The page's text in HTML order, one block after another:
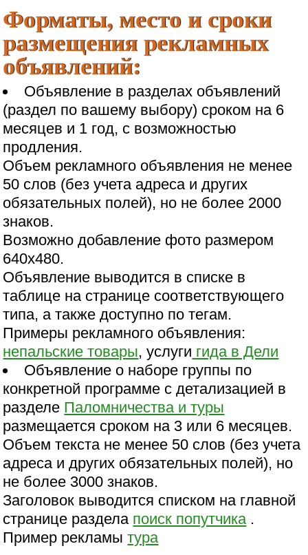
Форматы, место и сроки
размещения рекламных
объявлений:
Объявление в разделах объявлений
(раздел по вашему выбору) сроком на 6
месяцев и 1 год, с возможностью
продления.
Объем рекламного объявления не менее
50 слов (без учета адреса и других
обязательных полей), но не более 2000
знаков.
Возможно добавление фото размером
640х480.
Объявление выводится в списке в
таблице на странице соответствующего
типа, а также доступно по тегам.
Примеры рекламного объявления:
непальские товары, услуги гида в Дели
Объявление о наборе группы по
конкретной программе с детализацией в
разделе Паломничества и туры
размещается сроком на 3 или 6 месяцев.
Объем текста не менее 50 слов (без учета
адреса и других обязательных полей), но
не более 3000 знаков.
Заголовок выводится списком на главной
странице раздела поиск попутчика.
Пример рекламытура